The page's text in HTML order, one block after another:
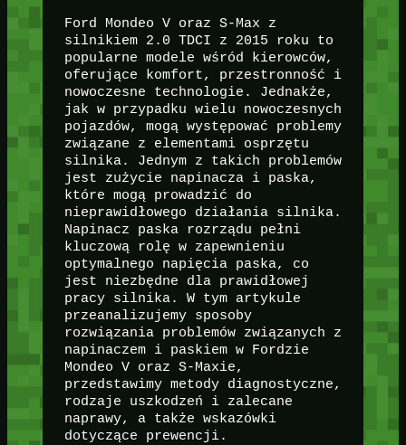
Ford Mondeo V oraz S-Max z
silnikiem 2.0 TDCI z 2015 roku to
popularne modele wśród kierowców,
oferujące komfort, przestronność i
nowoczesne technologie. Jednakże,
jak w przypadku wielu nowoczesnych
pojazdów, mogą występować problemy
związane z elementami osprzętu
silnika. Jednym z takich problemów
jest zużycie napinacza i paska,
które mogą prowadzić do
nieprawidłowego działania silnika.
Napinacz paska rozrządu pełni
kluczową rolę w zapewnieniu
optymalnego napięcia paska, co
jest niezbędne dla prawidłowej
pracy silnika. W tym artykule
przeanalizujemy sposoby
rozwiązania problemów związanych z
napinaczem i paskiem w Fordzie
Mondeo V oraz S-Maxie,
przedstawimy metody diagnostyczne,
rodzaje uszkodzeń i zalecane
naprawy, a także wskazówki
dotyczące prewencji.